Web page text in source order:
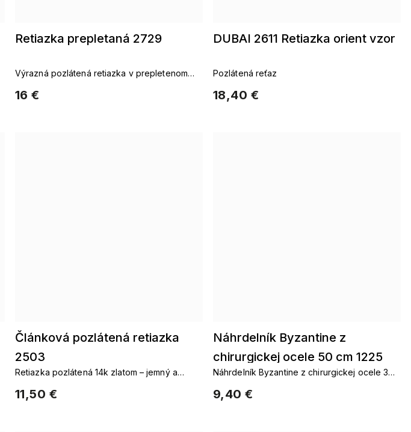
Retiazka prepletaná 2729
16 €
Výrazná pozlátená retiazka v prepletenom
DUBAI 2611 Retiazka orient vzor
18,40 €
Pozlátená reťaz
Článková pozlátená retiazka
2503
11,50 €
Retiazka pozlátená 14k zlatom – jemný a
Náhrdelník Byzantine z
chirurgickej ocele 50 cm 1225
9,40 €
Náhrdelník Byzantine z chirurgickej ocele 3